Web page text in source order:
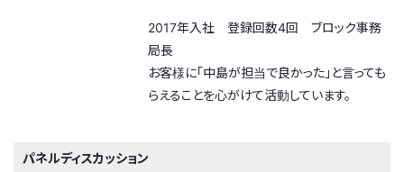
2017年入社 登録回数4回 ブロック事務
局長
お客様に「中島が担当で良かった」と言っても
らえることを心がけて活動しています。
パネルディスカッション